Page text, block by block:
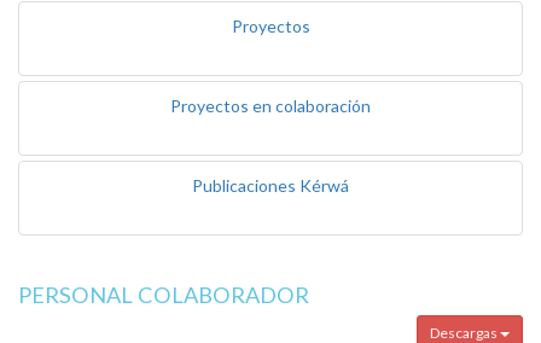
Proyectos
Proyectos en colaboración
Publicaciones Kérwá
PERSONAL COLABORADOR
Descargas